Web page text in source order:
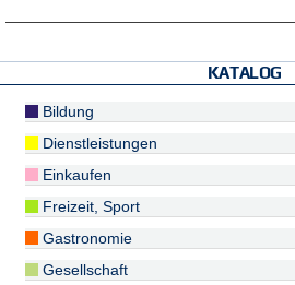
KATALOG
Bildung
Dienstleistungen
Einkaufen
Freizeit, Sport
Gastronomie
Gesellschaft